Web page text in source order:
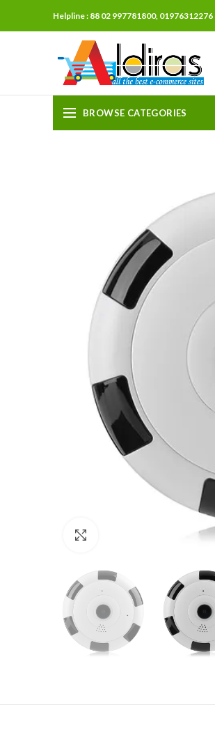
Helpline : 88 02 997781800, 01976312276
BROWSE CATEGORIES